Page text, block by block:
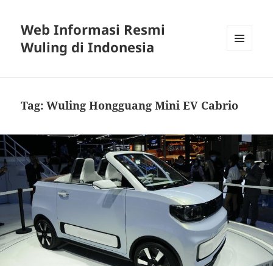
Web Informasi Resmi
Wuling di Indonesia
Tag:Wuling Hongguang Mini EV Cabrio